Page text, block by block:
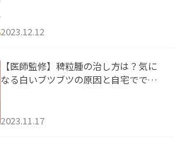
2023.12.12
【医師監修】稗粒腫の治し方は？気に
なる白いブツブツの原因と自宅ででき
2023.11.17